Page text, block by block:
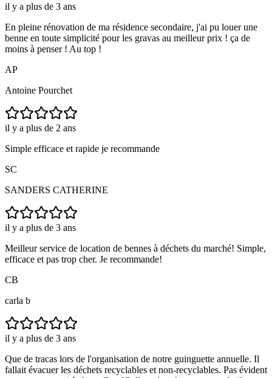
il y a plus de 3 ans
En pleine rénovation de ma résidence secondaire, j'ai pu louer une
benne en toute simplicité pour les gravas au meilleur prix ! ça de
moins à penser ! Au top !
AP
Antoine Pourchet
il y a plus de 2 ans
Simple efficace et rapide je recommande
SC
SANDERS CATHERINE
il y a plus de 3 ans
Meilleur service de location de bennes à déchets du marché! Simple,
efficace et pas trop cher. Je recommande!
CB
carla b
il y a plus de 3 ans
Que de tracas lors de l'organisation de notre guinguette annuelle. Il
fallait évacuer les déchets recyclables et non-recyclables. Pas évident